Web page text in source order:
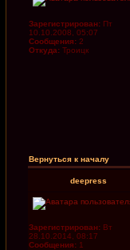
Зарегистрирован: Пт
10.10.2008, 05:07
Сообщения: 2
Откуда: Троицк
Вернуться к началу
deepress
Зарегистрирован: Вт
28.10.2014, 08:17
Сообщения: 1